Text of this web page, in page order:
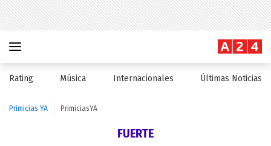
Rating Música Internacionales Últimas Noticias
Primicias YA PrimiciasYA
FUERTE